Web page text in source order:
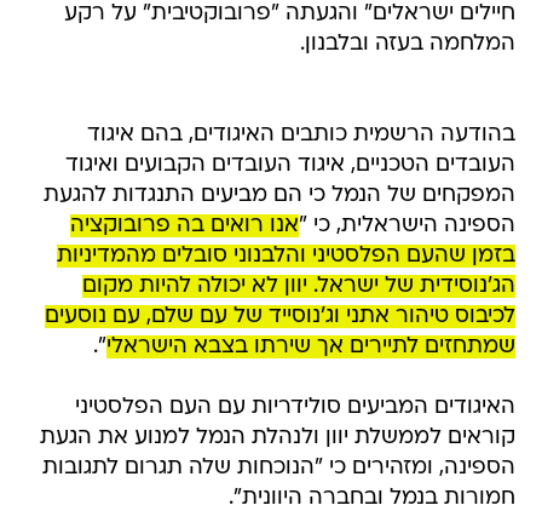
חיילים ישראלים" והגעתה "פרובוקטיבית" על רקע
המלחמה בעזה ובלבנון.
בהודעה הרשמית כותבים האיגודים, בהם איגוד
העובדים הטכניים, איגוד העובדים הקבועים ואיגוד
המפקחים של הנמל כי הם מביעים התנגדות להגעת
הספינה הישראלית, כי "אנו רואים בה פרובוקציה
בזמן שהעם הפלסטיני והלבנוני סובלים מהמדיניות
הג'נוסידית של ישראל. יוון לא יכולה להיות מקום
לכיבוס טיהור אתני וג'נוסייד של עם שלם, עם נוסעים
שמתחזים לתיירים אך שירתו בצבא הישראלי".
האיגודים המביעים סולידריות עם העם הפלסטיני
קוראים לממשלת יוון ולנהלת הנמל למנוע את הגעת
הספינה, ומזהירים כי "הנוכחות שלה תגרום לתגובות
חמורות בנמל ובחברה היוונית".